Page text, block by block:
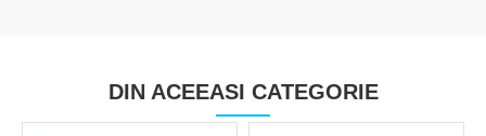
DIN ACEEASI CATEGORIE